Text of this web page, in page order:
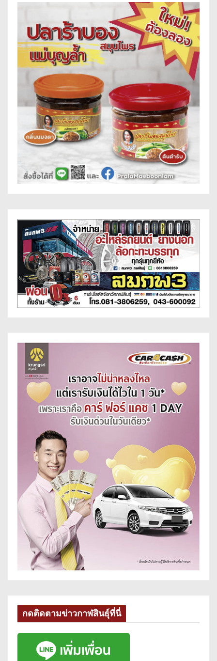
กดติดตามข่าวกาฬสินธุ์ที่นี่